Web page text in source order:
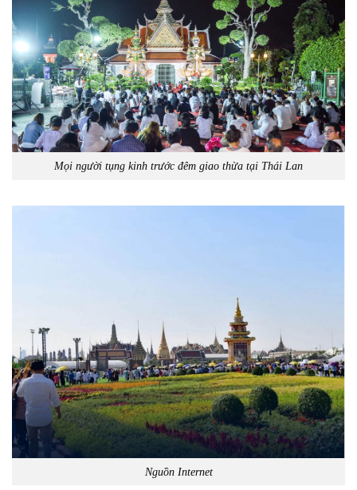
Mọi người tụng kinh trước đêm giao thừa tại Thái Lan
Nguồn Internet